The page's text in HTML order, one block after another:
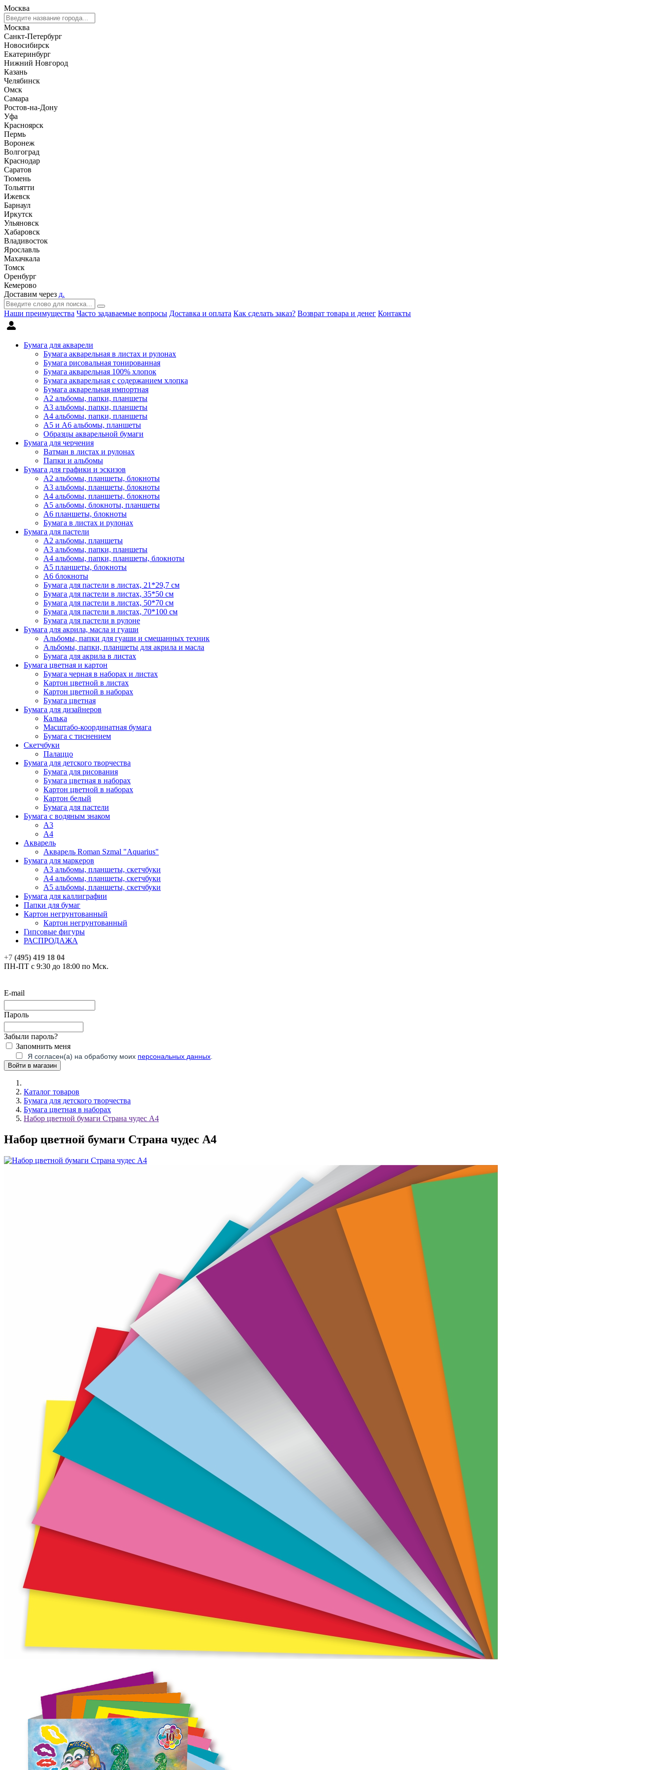
Москва
Москва
Санкт-Петербург
Новосибирск
Екатеринбург
Нижний Новгород
Казань
Челябинск
Омск
Самара
Ростов-на-Дону
Уфа
Красноярск
Пермь
Воронеж
Волгоград
Краснодар
Саратов
Тюмень
Тольятти
Ижевск
Барнаул
Иркутск
Ульяновск
Хабаровск
Владивосток
Ярославль
Махачкала
Томск
Оренбург
Кемерово
Доставим через д.
Наши преимущества Часто задаваемые вопросы Доставка и оплата Как сделать заказ? Возврат товара и денег Контакты
Бумага для акварели
Бумага акварельная в листах и рулонах
Бумага рисовальная тонированная
Бумага акварельная 100% хлопок
Бумага акварельная с содержанием хлопка
Бумага акварельная импортная
А2 альбомы, папки, планшеты
А3 альбомы, папки, планшеты
А4 альбомы, папки, планшеты
А5 и А6 альбомы, планшеты
Образцы акварельной бумаги
Бумага для черчения
Ватман в листах и рулонах
Папки и альбомы
Бумага для графики и эскизов
А2 альбомы, планшеты, блокноты
А3 альбомы, планшеты, блокноты
А4 альбомы, планшеты, блокноты
А5 альбомы, блокноты, планшеты
А6 планшеты, блокноты
Бумага в листах и рулонах
Бумага для пастели
А2 альбомы, планшеты
А3 альбомы, папки, планшеты
А4 альбомы, папки, планшеты, блокноты
А5 планшеты, блокноты
А6 блокноты
Бумага для пастели в листах, 21*29,7 см
Бумага для пастели в листах, 35*50 см
Бумага для пастели в листах, 50*70 см
Бумага для пастели в листах, 70*100 см
Бумага для пастели в рулоне
Бумага для акрила, масла и гуаши
Альбомы, папки для гуаши и смешанных техник
Альбомы, папки, планшеты для акрила и масла
Бумага для акрила в листах
Бумага цветная и картон
Бумага черная в наборах и листах
Картон цветной в листах
Картон цветной в наборах
Бумага цветная
Бумага для дизайнеров
Калька
Масштабо-координатная бумага
Бумага с тиснением
Скетчбуки
Палаццо
Бумага для детского творчества
Бумага для рисования
Бумага цветная в наборах
Картон цветной в наборах
Картон белый
Бумага для пастели
Бумага с водяным знаком
А3
А4
Акварель
Акварель Roman Szmal "Aquarius"
Бумага для маркеров
А3 альбомы, планшеты, скетчбуки
А4 альбомы, планшеты, скетчбуки
А5 альбомы, планшеты, скетчбуки
Бумага для каллиграфии
Папки для бумаг
Картон негрунтованный
Картон негрунтованный
Гипсовые фигуры
РАСПРОДАЖА
+7 (495) 419 18 04
ПН-ПТ с 9:30 до 18:00 по Мск.
E-mail
Пароль
Забыли пароль?
Запомнить меня
Я согласен(а) на обработку моих персональных данных
Каталог товаров
Бумага для детского творчества
Бумага цветная в наборах
Набор цветной бумаги Страна чудес А4
Набор цветной бумаги Страна чудес А4